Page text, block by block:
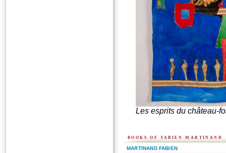
Les esprits du château-
books of fabien martinand
MARTINAND FABIEN